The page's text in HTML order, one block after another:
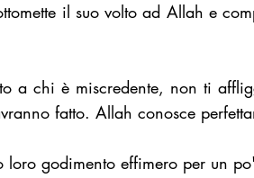
il suo volto ad Allah e
a chi è miscredente, non ti
fatto. Allah conosce
loro godimento effimero per un